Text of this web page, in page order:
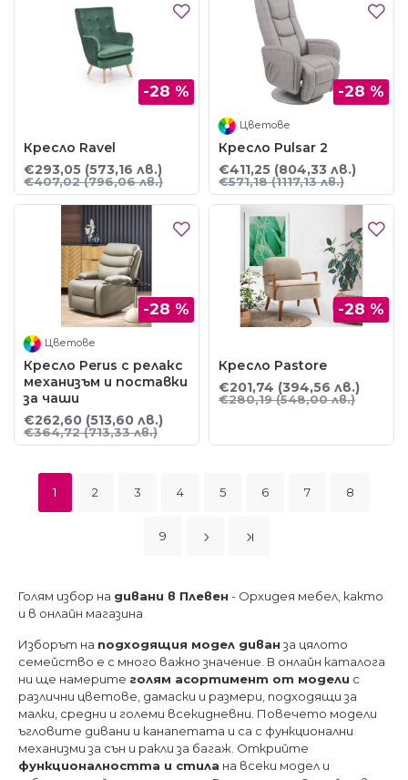
-28 %
Кресло Ravel
€293,05 (573,16 лв.)
€407,02(796,06 лв.)
-28 %
Цветове
Кресло Pulsar 2
€411,25 (804,33 лв.)
€571,18(1117,13 лв.)
-28 %
Цветове
Кресло Perus с релакс
механизъм и поставки
за чаши
€262,60 (513,60 лв.)
€364,72(713,33 лв.)
-28 %
Кресло Pastore
€201,74 (394,56 лв.)
€280,19(548,00 лв.)
1 2 3 4 5 6 7 8
9
Голям избор на дивани в Плевен - Орхидея мебел, както
и в онлайн магазина
Изборът на подходящия модел диван за цялото
семейство е с много важно значение. В онлайн каталога
ни ще намерите голям асортимент от модели с
различни цветове, дамаски и размери, подходящи за
малки, средни и големи всекидневни. Повечето модели
ъгловите дивани и канапетата и са с функционални
механизми за сън и ракли за багаж. Открийте
функционалността и стила на всеки модел и